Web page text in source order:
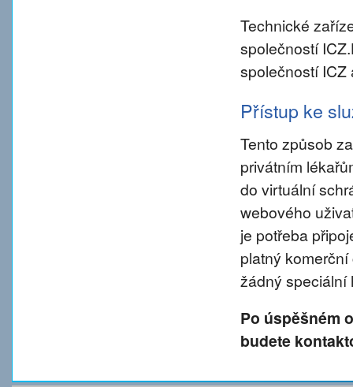
Technické
společností
společností ICZ
Přístup ke
Tento způsob
privátním
do virtuální
webového
je potřeba
platný
žádný speciální
Po úspěšném
budete